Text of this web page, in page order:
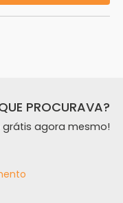
PROCURAVA?
agora mesmo!